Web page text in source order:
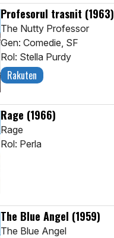
Profesorul trasnit (1963)
The Nutty Professor
Gen: Comedie, SF
Rol: Stella Purdy
Rakuten
Rage (1966)
Rage
Rol: Perla
The Blue Angel (1959)
The Blue Angel